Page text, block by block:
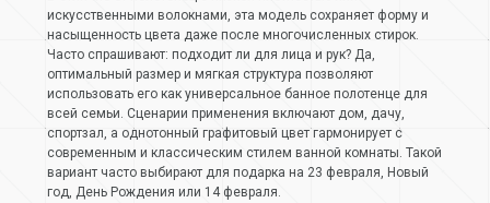
искусственными волокнами, эта модель сохраняет форму и
насыщенность цвета даже после многочисленных стирок.
Часто спрашивают: подходит ли для лица и рук? Да,
оптимальный размер и мягкая структура позволяют
использовать его как универсальное банное полотенце для
всей семьи. Сценарии применения включают дом, дачу,
спортзал, а однотонный графитовый цвет гармонирует с
современным и классическим стилем ванной комнаты. Такой
вариант часто выбирают для подарка на 23 февраля, Новый
год, День Рождения или 14 февраля.